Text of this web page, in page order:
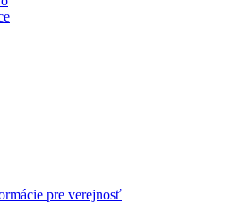
pre verejnosť